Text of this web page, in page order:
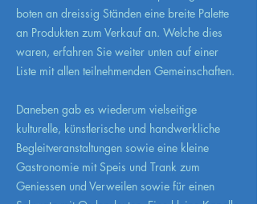
boten an dreissig Ständen eine breite Palette
an Produkten zum Verkauf an. Welche dies
waren, erfahren Sie weiter unten auf einer
Liste mit allen teilnehmenden Gemeinschaften.
Daneben gab es wiederum vielseitige
kulturelle, künstlerische und handwerkliche
Begleitveranstaltungen sowie eine kleine
Gastronomie mit Speis und Trank zum
Geniessen und Verweilen sowie für einen